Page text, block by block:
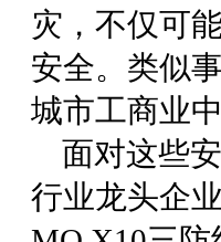
灾，不仅可
安全。类似
城市工商业
面对这些
行业龙头企